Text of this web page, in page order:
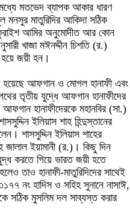
মতভেদ ব্যাপক আকার ধারণ
মাতুরিদির আকিদা সঠিক
আমির অনুমোদীত আর কোন
খাজা মঈনদ্দীন চিশতি (র.)
হয়ে জয়ী হন।
হয়েছে আফগান ও মোগল হানাফী এবং
তৃতীয় যুদ্ধে আফগান হানাফীদের
হানাফীদেরকে মহানবির (সা.)
ইলিয়াস শাহ হিন্দুস্তানের
শাসসুদ্দিন ইলিয়াস শাহের
জালাল ইয়ামানী (র.)। কিছু দিন
করতে গিয়ে ভারত জয়ী হতে
তাও হানাফী-মাতুরিদিদের সাথেই
নং হাদিস ও সহিহ সুনানে নাসাঈ,
সঠিক মুসলিম দল সাব্যস্ত করার